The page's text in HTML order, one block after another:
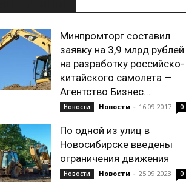
Минпромторг составил
заявку на 3,9 млрд рублей
на разработку российско-
китайского самолета —
Агентство Бизнес...
Новости Новости - 16.09.2017 0
По одной из улиц в
Новосибирске введены
ограничения движения
Новости Новости - 25.09.2023 0